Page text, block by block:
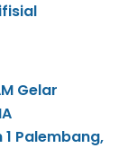
Gelar
Palembang,